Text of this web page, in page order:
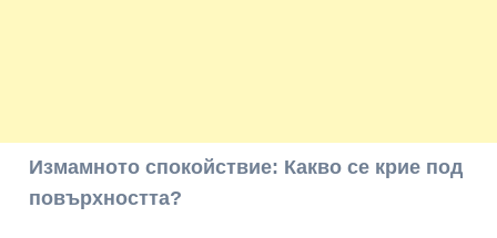
Измамното спокойствие: Какво се крие под
повърхността?